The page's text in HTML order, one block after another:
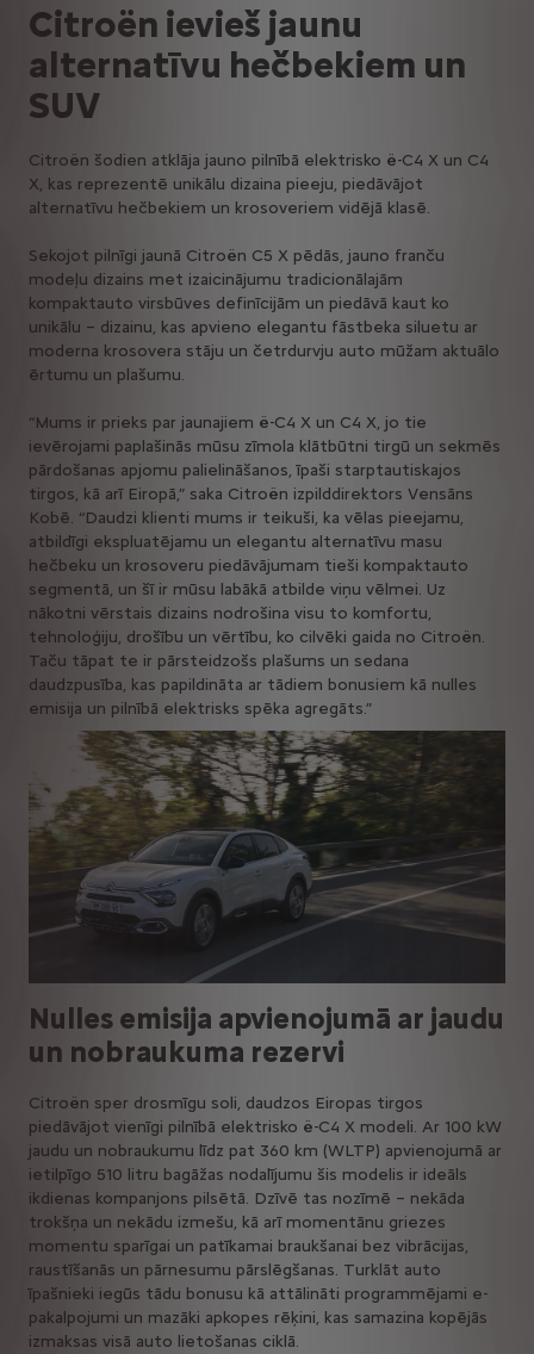
Citroën ievieš jaunu
alternatīvu hečbekiem un
SUV
Citroën šodien atklāja jauno pilnībā elektrisko ë-C4 X un C4
X, kas reprezentē unikālu dizaina pieeju, piedāvājot
alternatīvu hečbekiem un krosoveriem vidējā klasē.
Sekojot pilnīgi jaunā Citroën C5 X pēdās, jauno franču
modeļu dizains met izaicinājumu tradicionālajām
kompaktauto virsbūves definīcijām un piedāvā kaut ko
unikālu – dizainu, kas apvieno elegantu fāstbeka siluetu ar
moderna krosovera stāju un četrdurvju auto mūžam aktuālo
ērtumu un plašumu.
“Mums ir prieks par jaunajiem ë-C4 X un C4 X, jo tie
ievērojami paplašinās mūsu zīmola klātbūtni tirgū un sekmēs
pārdošanas apjomu palielināšanos, īpaši starptautiskajos
tirgos, kā arī Eiropā,” saka Citroën izpilddirektors Vensāns
Kobē. “Daudzi klienti mums ir teikuši, ka vēlas pieejamu,
atbildīgi ekspluatējamu un elegantu alternatīvu masu
hečbeku un krosoveru piedāvājumam tieši kompaktauto
segmentā, un šī ir mūsu labākā atbilde viņu vēlmei. Uz
nākotni vērstais dizains nodrošina visu to komfortu,
tehnoloģiju, drošību un vērtību, ko cilvēki gaida no Citroën.
Taču tāpat te ir pārsteidzošs plašums un sedana
daudzpusība, kas papildināta ar tādiem bonusiem kā nulles
emisija un pilnībā elektrisks spēka agregāts.”
Nulles emisija apvienojumā ar jaudu
un nobraukuma rezervi
Citroën sper drosmīgu soli, daudzos Eiropas tirgos
piedāvājot vienīgi pilnībā elektrisko ë-C4 X modeli. Ar 100 kW
jaudu un nobraukumu līdz pat 360 km (WLTP) apvienojumā ar
ietilpīgo 510 litru bagāžas nodalījumu šis modelis ir ideāls
ikdienas kompanjons pilsētā. Dzīvē tas nozīmē – nekāda
trokšņa un nekādu izmešu, kā arī momentānu griezes
momentu sparīgai un patīkamai braukšanai bez vibrācijas,
raustīšanās un pārnesumu pārslēgšanas. Turklāt auto
īpašnieki iegūs tādu bonusu kā attālināti programmējami e-
pakalpojumi un mazāki apkopes rēķini, kas samazina kopējās
izmaksas visā auto lietošanas ciklā.